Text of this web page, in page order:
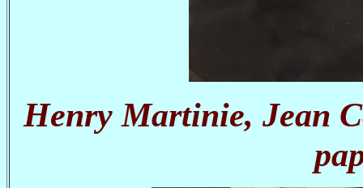
Henry Martinie, Jean